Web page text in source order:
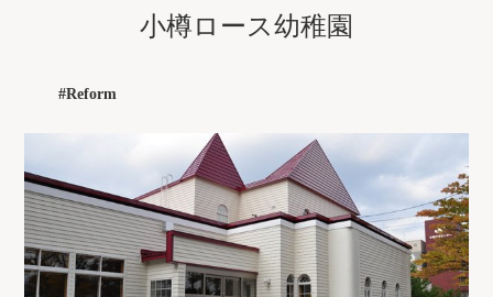
小樽ロース幼稚園
#Reform